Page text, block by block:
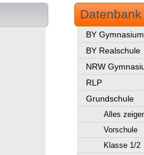
Datenbank
BY Gymnasium
BY Realschule
NRW
RLP
Grundschule
Alles
Vorschule
Klasse 1/2